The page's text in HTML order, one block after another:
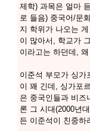
제학) 과목은 얼마
로 들음) 중국어/문
지 학위가 나오는
이 많아서, 학교가
이라고는 하던데,
이준석 부모가 싱가
이 꽤 긴데, 싱가포
은 중국인들과 비즈
론 그 시대(2000년
든 이준석이 친중하